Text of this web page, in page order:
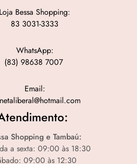
Loja Bessa Shopping:
83 3031-3333
WhatsApp:
(83) 98638 7007
Email:
Shopping e Tambaú:
a sexta: 09:00 às 18:30
09:00 às 12:30